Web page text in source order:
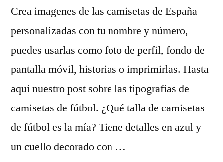
Crea imagenes de las camisetas de España
personalizadas con tu nombre y número,
puedes usarlas como foto de perfil, fondo de
pantalla móvil, historias o imprimirlas. Hasta
aquí nuestro post sobre las tipografías de
camisetas de fútbol. ¿Qué talla de camisetas
de fútbol es la mía? Tiene detalles en azul y
un cuello decorado con …